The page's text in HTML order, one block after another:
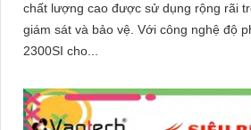
chất lượng cao được sử dụng rộng rãi
giám sát và bảo vệ. Với công nghệ độ phân giải cao, POEVP-
2300SI cho...